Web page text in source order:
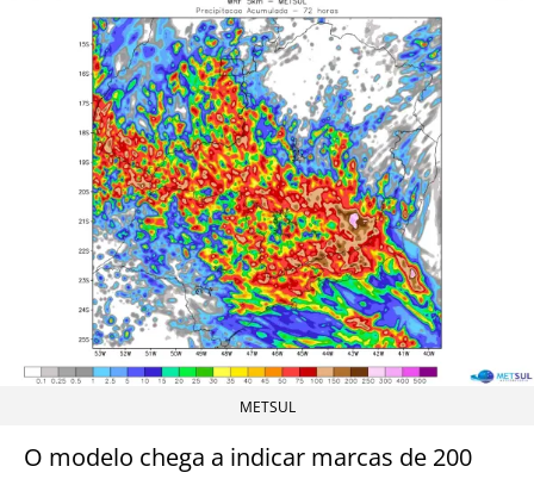
METSUL
O modelo chega a indicar marcas de 200